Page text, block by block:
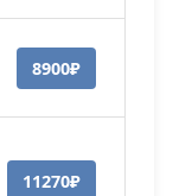
8900₽
11270₽